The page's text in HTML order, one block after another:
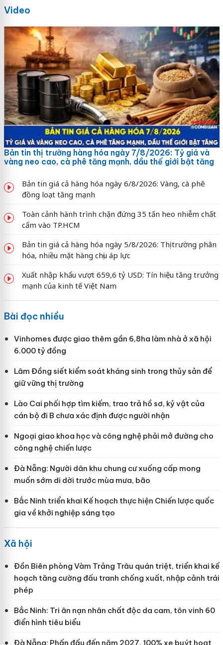
Video
Bản tin thị trường hàng hóa ngày 7/8/2026: Tỷ giá và
vàng neo cao, cà phê tăng mạnh, dầu thế giới bật tăng
Bản tin giá cả hàng hóa ngày 6/8/2026: Vàng, cà phê
đồng loạt tăng mạnh
Toàn cảnh hành trình chặn đứng 35 tấn heo nhiễm chất
cấm vào TP.HCM
Bản tin giá cả hàng hóa ngày 5/8/2026: Thị trường phân
hóa, nhiều mặt hàng chịu áp lực
Xuất nhập khẩu vượt 659,6 tỷ USD: Tín hiệu tăng trưởng
mạnh của kinh tế Việt Nam
Bài đọc nhiều
Vinhomes được giao thêm gần 6,8ha làm nhà ở xã hội
6.000 tỷ đồng
Lâm Đồng siết kiểm soát kháng sinh trong thủy sản để
giữ vững thị trường
Lào Cai phối hợp tìm kiếm, trao trả hồ sơ, kỷ vật của
cán bộ đi B chưa xác định được người nhận
Ngoại giao khoa học và công nghệ phải mở đường cho
công nghệ chiến lược
Đà Nẵng: Người dân khu chung cư xuống cấp mong
muốn sớm di dời trước mùa mưa, bão
Bắc Ninh triển khai Kế hoạch thực hiện Chiến lược quốc
gia về khởi nghiệp sáng tạo
Xã hội
Đồn Biên phòng Vàm Trảng Trâu quán triệt, triển khai kế
hoạch tăng cường đấu tranh chống xuất, nhập cảnh trái
phép
Bắc Ninh: Tri ân nạn nhân chất độc da cam, tôn vinh 60
điển hình tiêu biểu
Đà Nẵng: Phấn đấu đến năm 2027, 100% xe buýt hoạt